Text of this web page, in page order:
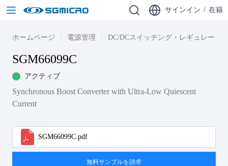
サインイン / 在籍
ホームページ 電源管理 DC/DCスイッチング・レギュレータ
SGM66099C
アクティブ
Synchronous Boost Converter with Ultra-Low Quiescent
Current
SGM66099C.pdf
無料サンプルを請求